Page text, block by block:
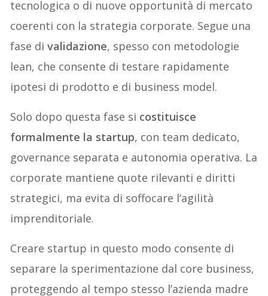
tecnologica o di nuove opportunità di mercato
coerenti con la strategia corporate. Segue una
fase divalidazione, spesso con metodologie
lean, che consente di testare rapidamente
ipotesi di prodotto e di business model.
Solo dopo questa fase si costituisce
formalmente la startup, con team dedicato,
governance separata e autonomia operativa. La
corporate mantiene quote rilevanti e diritti
strategici, ma evita di soffocare l’agilità
imprenditoriale.
Creare startup in questo modo consente di
separare la sperimentazione dal core business,
proteggendo al tempo stesso l’azienda madre